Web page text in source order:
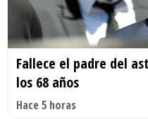
Fallece el padre del
los 68 años
Hace 5 horas